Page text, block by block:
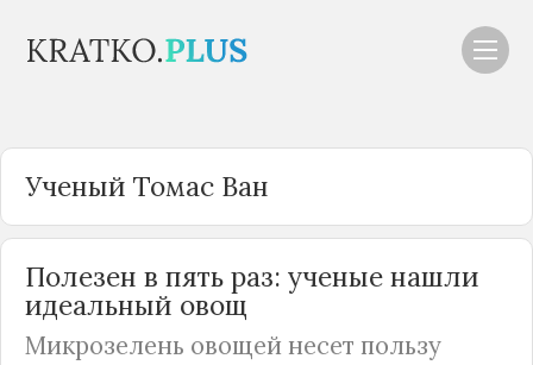
Ученый Томас Ван
Полезен в пять раз: ученые нашли
идеальный овощ
Микрозелень овощей несет пользу